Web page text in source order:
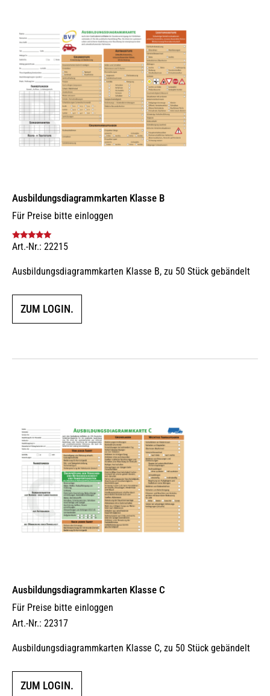
Ausbildungs­dia­gramm­karten Klasse B
Für Preise bitte einloggen
Bewertet mit
Art.-Nr.: 22215
Ausbildungsdiagrammkarten Klasse B, zu 50 Stück gebändelt
ZUM LOGIN.
Ausbildungs­dia­gramm­karten Klasse C
Für Preise bitte einloggen
Art.-Nr.: 22317
Ausbildungsdiagrammkarten Klasse C, zu 50 Stück gebändelt
ZUM LOGIN.